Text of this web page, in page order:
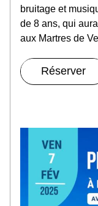
bruitage et
de 8 ans, qui
aux Martres de
Réserver